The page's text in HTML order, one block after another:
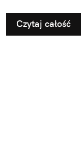
Czytaj całość